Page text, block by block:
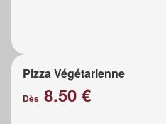
Pizza Végétarienne
Dès 8.50 €